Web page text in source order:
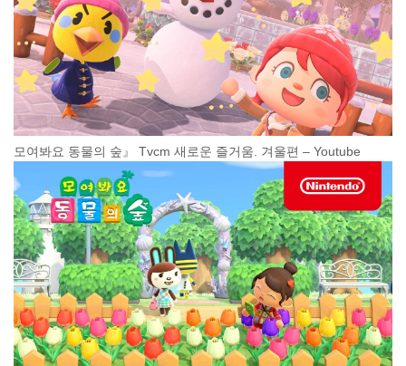
모여봐요 동물의 숲』 Tvcm 새로운 즐거움. 겨울편 – Youtube